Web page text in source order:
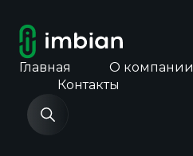
Главная О компании
Контакты
Главная